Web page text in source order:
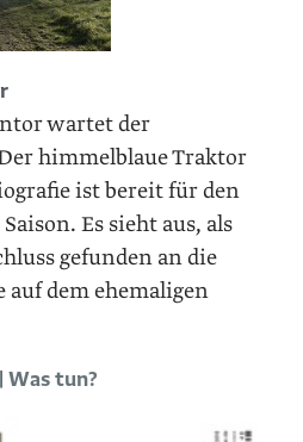
wartet der
himmelblaue Traktor
ist bereit für den
Es sieht aus, als
gefunden an die
dem ehemaligen
Was tun?